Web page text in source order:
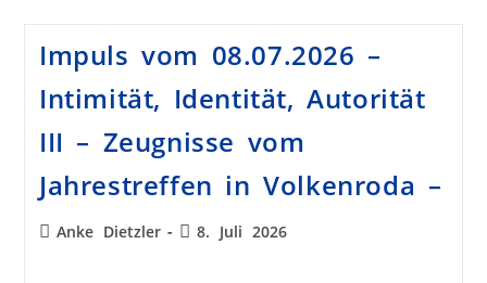
Impuls vom 08.07.2026 –
Intimität, Identität, Autorität
III – Zeugnisse vom
Jahrestreffen in Volkenroda –
Anke Dietzler 8. Juli 2026